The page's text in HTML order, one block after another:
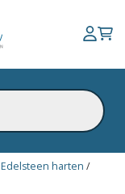
Edelsteen harten /